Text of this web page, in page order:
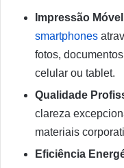
Impressão
smartphones
fotos,
celular ou tablet.
Qualidade
clareza
materiais
Eficiência